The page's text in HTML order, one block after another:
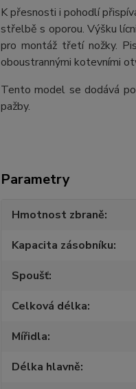
K přesnosti i pohodlí
střelbě s oporou. Výšku
pro montáž třetí nožky.
oboustrannými kotevními
Tento model se dodává
pažby.
Parametry
Hmotnost zbraně
Kapacita zásobníku
Spoušť
Celková délka
Mířidla
Délka hlavně